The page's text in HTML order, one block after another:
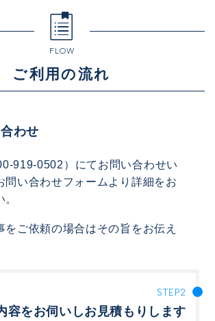
FLOW
ご利用の流れ
わせ
919-0502）にてお問い合わせい
問い合わせフォームより詳細をお
をご依頼の場合はその旨をお伝え
容をお伺いしお見積もりします